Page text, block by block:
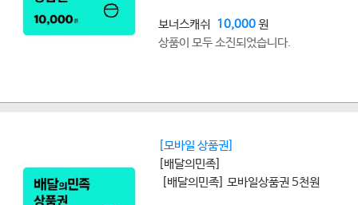
보너스캐쉬 10,000원
상품이 모두 소진되었습니다.
[모바일 상품권]
[배달의민족]
[배달의민족] 모바일상품권 5천원